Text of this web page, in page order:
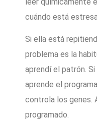
cuándo está
Si ella está
problema es la
aprendí el patrón.
aprende el
controla los genes.
programado.